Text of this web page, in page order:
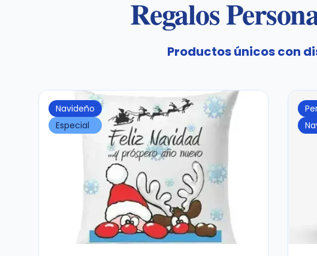
Regalos
Productos únicos con
Navideño
Especial